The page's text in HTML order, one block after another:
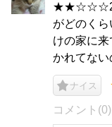
★★☆☆☆2.5
がどのく
けの家に
かれてない
ナイス
コメント(0)